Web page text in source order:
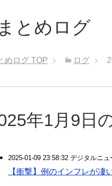
とめログ
めログ TOP ログ
年1月9日
2025-01-09 23:58:32 デジタルニュ
【衝撃】例のインフレが凄